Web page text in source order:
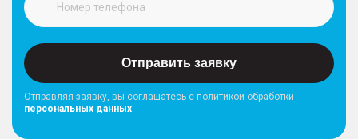
Отправить заявку
Отправляя заявку, вы соглашатесь с политикой обработки
персональных данных